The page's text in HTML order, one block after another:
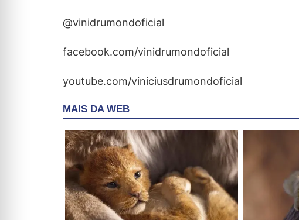
@vinidrumondoficial
facebook.com/vinidrumondoficial
youtube.com/viniciusdrumondoficial